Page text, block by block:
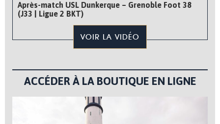
Après-match USL Dunkerque – Grenoble Foot 38
(J33 | Ligue 2 BKT)
VOIR LA VIDÉO
ACCÉDER À LA BOUTIQUE EN LIGNE